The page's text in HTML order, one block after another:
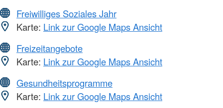
Freiwilliges Soziales Jahr
Karte: Link zur Google Maps Ansicht
Freizeitangebote
Karte: Link zur Google Maps Ansicht
Gesundheitsprogramme
Karte: Link zur Google Maps Ansicht